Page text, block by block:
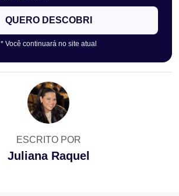
QUERO DESCOBRI
* Você continuará no site atual
ESCRITO POR
Juliana Raquel